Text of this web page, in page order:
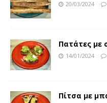
20/03/2024
Πατάτες με
14/01/2024
Πίτσα με